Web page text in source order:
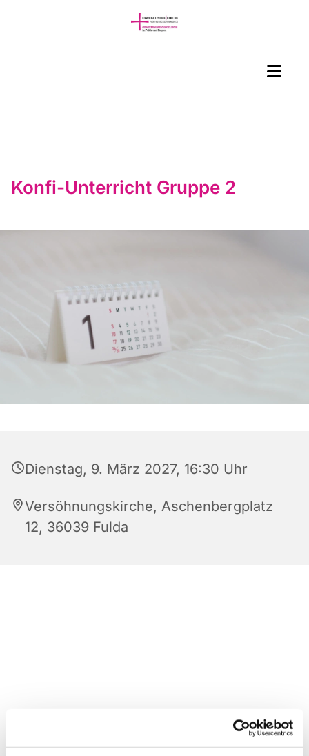
Konfi-Unterricht Gruppe 2
Dienstag, 9. März 2027, 16:30 Uhr
Versöhnungskirche, Aschenbergplatz
12, 36039 Fulda